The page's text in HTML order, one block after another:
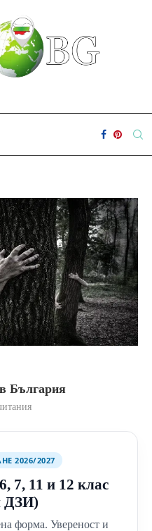
България
2026/2027
7, 11 и 12 клас
ДЗИ)
форма. Увереност и